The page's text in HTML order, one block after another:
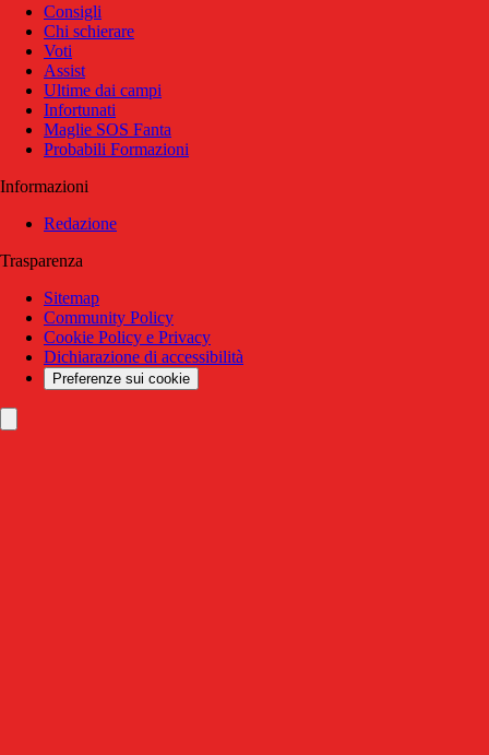
Consigli
Chi schierare
Voti
Assist
Ultime dai campi
Infortunati
Maglie SOS Fanta
Probabili Formazioni
Informazioni
Redazione
Trasparenza
Sitemap
Community Policy
Cookie Policy e Privacy
Dichiarazione di accessibilità
Preferenze sui cookie